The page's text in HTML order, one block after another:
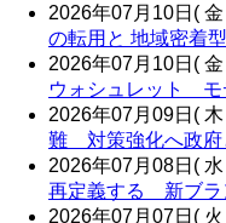
2026年07月10日( 金
の転用と 地域密着
2026年07月10日( 金
ウォシュレット モ
2026年07月09日( 木
難 対策強化へ政府
2026年07月08日( 水
再定義する 新ブラ
2026年07月07日( 火